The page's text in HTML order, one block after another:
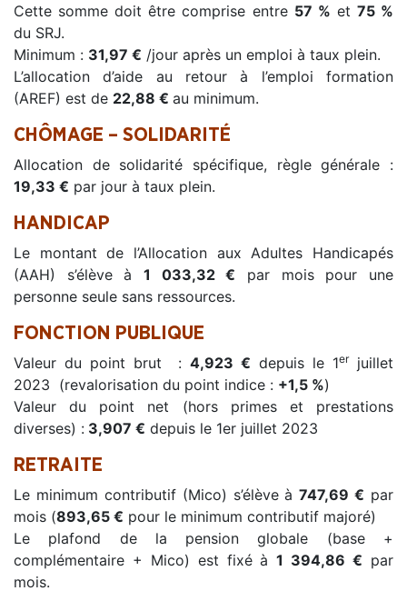
Cette somme doit être comprise entre 57 % et 75 %
du SRJ.
Minimum : 31,97 € /jour après un emploi à taux plein.
L’allocation d’aide au retour à l’emploi formation
(AREF) est de 22,88 € au minimum.
CHÔMAGE – SOLIDARITÉ
Allocation de solidarité spécifique, règle générale :
19,33 € par jour à taux plein.
HANDICAP
Le montant de l’Allocation aux Adultes Handicapés
(AAH) s’élève à 1 033,32 € par mois pour une
personne seule sans ressources.
FONCTION PUBLIQUE
Valeur du point brut : 4,923 € depuis le 1erjuillet
2023 (revalorisation du point indice : +1,5 %)
Valeur du point net (hors primes et prestations
diverses) : 3,907 € depuis le 1er juillet 2023
RETRAITE
Le minimum contributif (Mico) s’élève à747,69€ par
mois (893,65 € pour le minimum contributif majoré)
Le plafond de la pension globale (base +
complémentaire + Mico) est fixé à1 394,86 € par
mois.